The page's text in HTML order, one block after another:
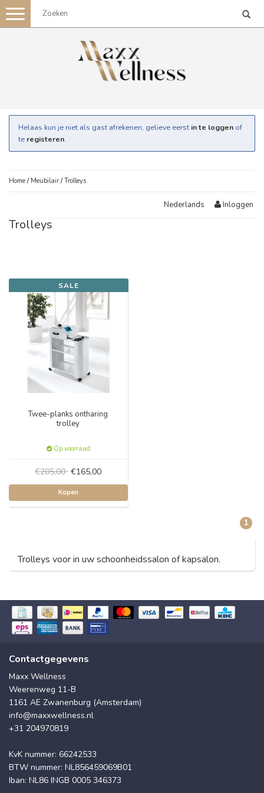
Toggle
navigation
Helaas kun je niet als gast afrekenen, gelieve eerst in te loggen of
te registeren.
Home / Meubilair /Trolleys
Nederlands Inloggen
Trolleys
SALE
Twee-planks ontharing
trolley
Op voorraad
€205,00 €165,00
Kopen
1
Trolleys voor in uw schoonheidssalon of kapsalon.
Contactgegevens
Maxx Wellness
Weerenweg 11-B
1161 AE Zwanenburg (Amsterdam)
info@maxxwellness.nl
+31 204970819
KvK nummer: 66242533
BTW nummer: NL856459069B01
Iban: NL86 INGB 0005 346373